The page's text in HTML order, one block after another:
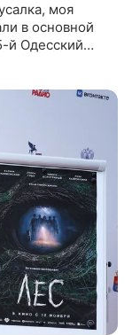
моя
в основной
й Одесский